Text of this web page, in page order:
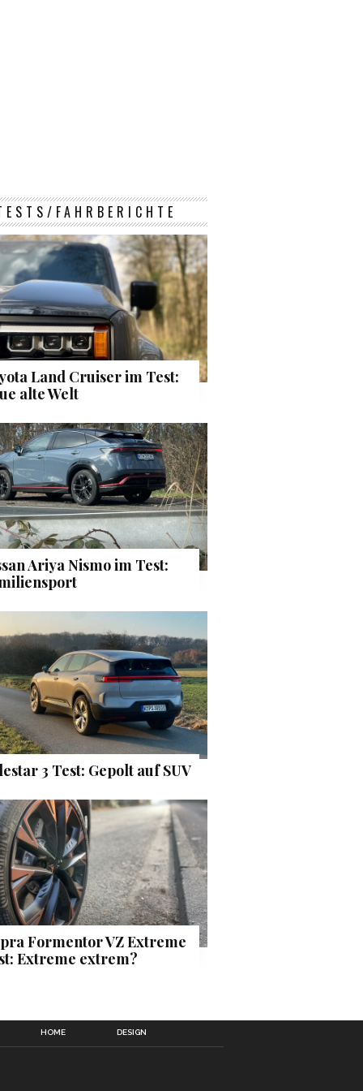
FAHRBERICHTE
Land Cruiser im Test:
alte Welt
Ariya Nismo im Test:
3 Test: Gepolt auf SUV
Formentor VZ Extreme
Extreme extrem?
HOME DESIGN